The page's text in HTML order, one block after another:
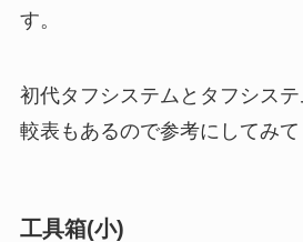
す。
初代タフシステムとタフシス
較表もあるので参考にしてみて
工具箱(小)